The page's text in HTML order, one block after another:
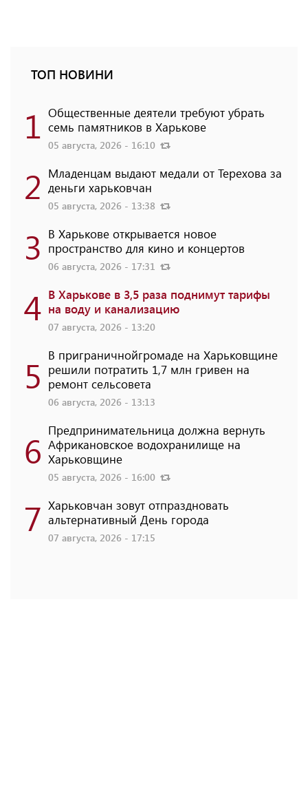
ТОП НОВИНИ
1 Общественные деятели требуют убрать
семь памятников в Харькове
05 августа, 2026 - 16:10
2 Младенцам выдают медали от Терехова за
деньги харьковчан
05 августа, 2026 - 13:38
3 В Харькове открывается новое
пространство для кино и концертов
06 августа, 2026 - 17:31
4 В Харькове в 3,5 раза поднимут тарифы
на воду и канализацию
07 августа, 2026 - 13:20
5 В приграничнойгромаде на Харьковщине
решили потратить 1,7 млн ​​гривен на
ремонт сельсовета
06 августа, 2026 - 13:13
6 Предпринимательница должна вернуть
Африкановское водохранилище на
Харьковщине
05 августа, 2026 - 16:00
7 Харьковчан зовут отпраздновать
альтернативный День города
07 августа, 2026 - 17:15